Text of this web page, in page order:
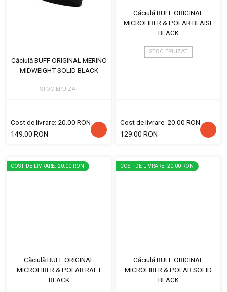
Căciulă BUFF ORIGINAL MERINO
MIDWEIGHT SOLID BLACK
STOC EPUIZAT
Cost de livrare: 20.00 RON
149.00 RON
Căciulă BUFF ORIGINAL
MICROFIBER & POLAR BLAISE
BLACK
STOC EPUIZAT
Cost de livrare: 20.00 RON
129.00 RON
COST DE LIVRARE: 20.00 RON
Căciulă BUFF ORIGINAL
MICROFIBER & POLAR RAFT
BLACK
COST DE LIVRARE: 20.00 RON
Căciulă BUFF ORIGINAL
MICROFIBER & POLAR SOLID
BLACK